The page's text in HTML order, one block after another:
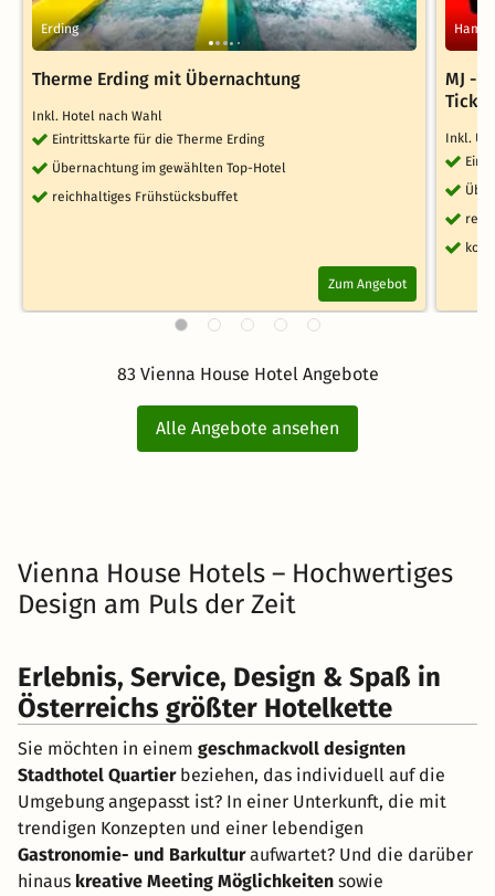
Erding
Therme Erding mit Übernachtung
Inkl. Hotel nach Wahl
Eintrittskarte für die Therme Erding
Übernachtung im gewählten Top-Hotel
reichhaltiges Frühstücksbuffet
Zum Angebot
MJ -
Inkl.
83 Vienna House Hotel Angebote
Alle Angebote ansehen
Vienna House Hotels – Hochwertiges
Design am Puls der Zeit
Erlebnis, Service, Design & Spaß in
Österreichs größter Hotelkette
Sie möchten in einem geschmackvoll designten
Stadthotel Quartierbeziehen, das individuell auf die
Umgebung angepasst ist? In einer Unterkunft, die mit
trendigen Konzepten und einer lebendigen
Gastronomie- und Barkulturaufwartet? Und die darüber
hinaus kreative Meeting Möglichkeiten sowie